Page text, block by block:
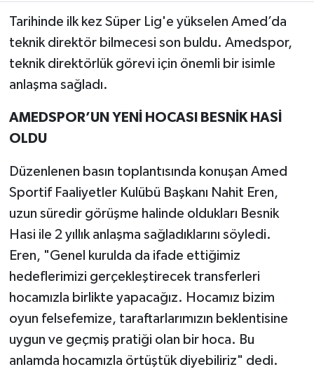
Tarihinde ilk kez Süper Lig'e yükselen Amed’da
teknik direktör bilmecesi son buldu. Amedspor,
teknik direktörlük görevi için önemli bir isimle
anlaşma sağladı.
AMEDSPOR’UN YENİ HOCASI BESNİK HASİ
OLDU
Düzenlenen basın toplantısında konuşan Amed
Sportif Faaliyetler Kulübü Başkanı Nahit Eren,
uzun süredir görüşme halinde oldukları Besnik
Hasi ile 2 yıllık anlaşma sağladıklarını söyledi.
Eren, "Genel kurulda da ifade ettiğimiz
hedeflerimizi gerçekleştirecek transferleri
hocamızla birlikte yapacağız. Hocamız bizim
oyun felsefemize, taraftarlarımızın beklentisine
uygun ve geçmiş pratiği olan bir hoca. Bu
anlamda hocamızla örtüştük diyebiliriz" dedi.